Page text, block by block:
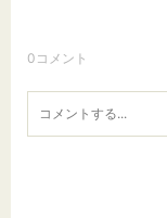
0 コメント